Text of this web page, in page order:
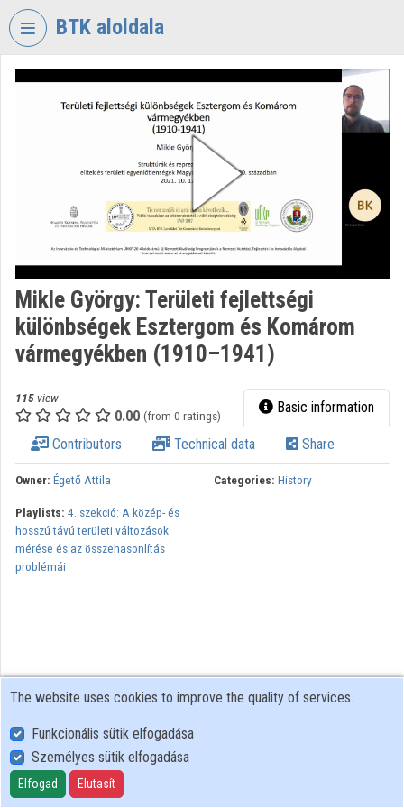
Skip header
BTK aloldala
VIDEOTORIUM
HUMANTITIES
Organization home
Organization discovery
Categories
Organization playlists
Organizations
Contributors
Mikle György: Területi fejlettségi
különbségek Esztergom és Komárom
vármegyékben (1910–1941)
115 view
0.00 (from 0 ratings) Basic information
Contributors Technical data Share
Owner: Égető Attila Categories: History
Playlists: 4. szekció: A közép- és
hosszú távú területi változások
mérése és az összehasonlítás
problémái
User Policy
Adatkezelési tájékoztató (en)
Cookie Policy
The website uses cookies to improve the quality of services.
Funkcionális sütik elfogadása
Személyes sütik elfogadása
Elfogad Elutasít